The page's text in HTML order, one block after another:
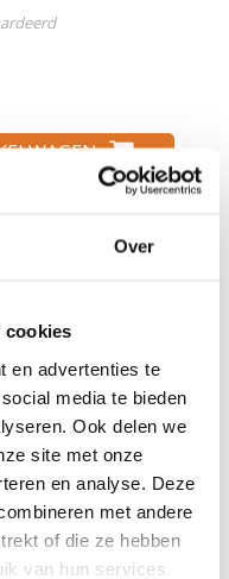
Over
cookies
en advertenties te
media te bieden
Ook delen we
site met onze
en analyse. Deze
met andere
of die ze hebben
van hun services.
€75,-